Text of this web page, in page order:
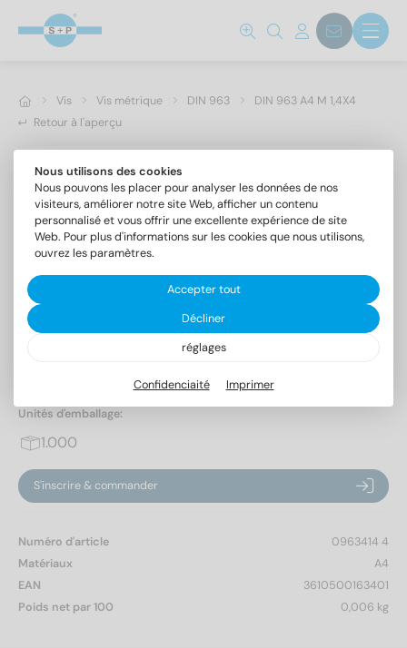
Vis Vis métrique DIN 963
DIN 963 A4 M 1,4X4
Retour à l'aperçu
Vis à tête fraisée fendue
Unités d'emballage:
1.000
S'inscrire & commander
Numéro d'article
0963414 4
Matériaux
A4
EAN
3610500163401
Poids net par 100
0,006 kg
Nous utilisons des cookies
Nous pouvons les placer pour analyser les données de nos
visiteurs, améliorer notre site Web, afficher un contenu
personnalisé et vous offrir une excellente expérience de site
Web. Pour plus d'informations sur les cookies que nous utilisons,
ouvrez les paramètres.
Accepter tout
Décliner
réglages
Confidenciaité Imprimer